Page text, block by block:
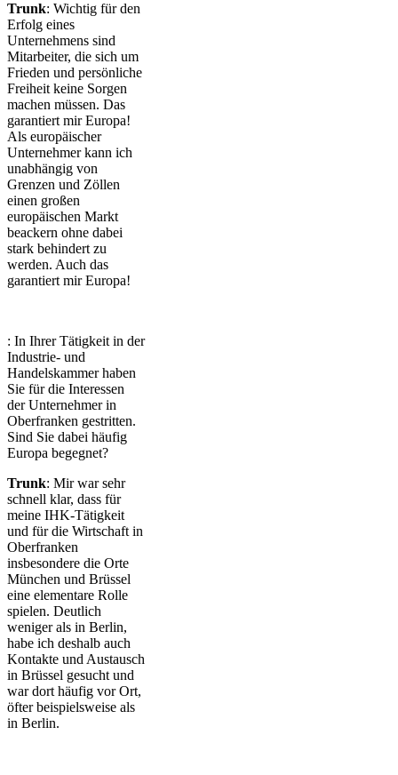
Trunk: Wichtig für den
Erfolg eines
Unternehmens sind
Mitarbeiter, die sich um
Frieden und persönliche
Freiheit keine Sorgen
machen müssen. Das
garantiert mir Europa!
Als europäischer
Unternehmer kann ich
unabhängig von
Grenzen und Zöllen
einen großen
europäischen Markt
beackern ohne dabei
stark behindert zu
werden. Auch das
garantiert mir Europa!
: In Ihrer Tätigkeit in der
Industrie- und
Handelskammer haben
Sie für die Interessen
der Unternehmer in
Oberfranken gestritten.
Sind Sie dabei häufig
Europa begegnet?
Trunk: Mir war sehr
schnell klar, dass für
meine IHK-Tätigkeit
und für die Wirtschaft in
Oberfranken
insbesondere die Orte
München und Brüssel
eine elementare Rolle
spielen. Deutlich
weniger als in Berlin,
habe ich deshalb auch
Kontakte und Austausch
in Brüssel gesucht und
war dort häufig vor Ort,
öfter beispielsweise als
in Berlin.